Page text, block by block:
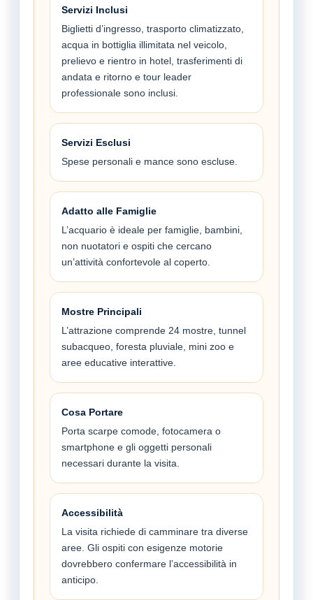
Servizi Inclusi
Biglietti d’ingresso, trasporto climatizzato,
acqua in bottiglia illimitata nel veicolo,
prelievo e rientro in hotel, trasferimenti di
andata e ritorno e tour leader
professionale sono inclusi.
Servizi Esclusi
Spese personali e mance sono escluse.
Adatto alle Famiglie
L’acquario è ideale per famiglie, bambini,
non nuotatori e ospiti che cercano
un’attività confortevole al coperto.
Mostre Principali
L’attrazione comprende 24 mostre, tunnel
subacqueo, foresta pluviale, mini zoo e
aree educative interattive.
Cosa Portare
Porta scarpe comode, fotocamera o
smartphone e gli oggetti personali
necessari durante la visita.
Accessibilità
La visita richiede di camminare tra diverse
aree. Gli ospiti con esigenze motorie
dovrebbero confermare l’accessibilità in
anticipo.